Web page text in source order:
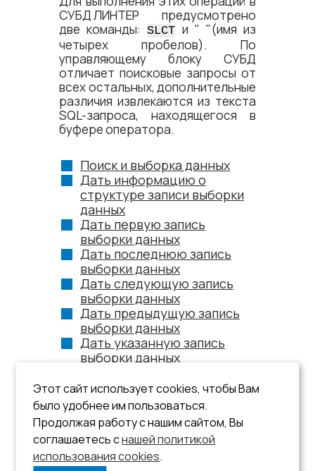
СУБД ЛИНТЕР предусмотрено
две команды:SLCT и " "(имя из
четырех пробелов). По
управляющему блоку СУБД
отличает поисковые запросы от
всех остальных, дополнительные
различия извлекаются из текста
SQL-запроса, находящегося в
буфере оператора.
Поиск и выборка данных
Дать информацию о
структуре записи выборки
данных
Дать первую запись
выборки данных
Дать последнюю запись
выборки данных
Дать следующую запись
выборки данных
Дать предыдущую запись
выборки данных
Дать указанную запись
выборки данных
выборки данных
Пакетное добавление
данных
Выполнение SQL-запроса
Этот сайт использует cookies, чтобы Вам
было удобнее им пользоваться.
Продолжая работу с нашим сайтом, Вы
соглашаетесь снашей политикой
использования cookies.